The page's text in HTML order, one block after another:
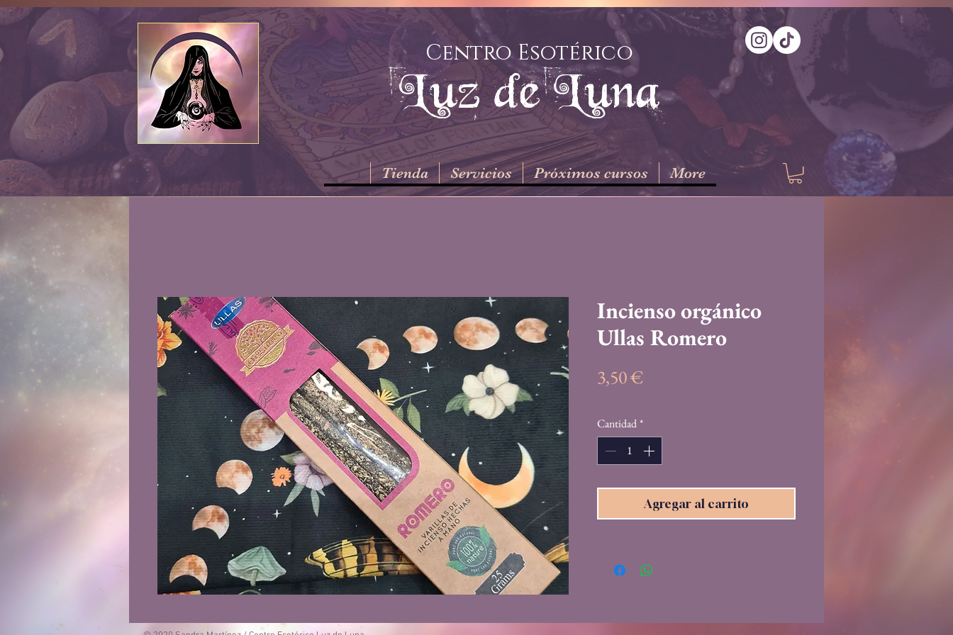
Centro Esotérico
Luz de Luna
Tienda Servicios Próximos cursos More
Incienso orgánico
Ullas Romero
3,50 €
Cantidad*
Agregar al carrito